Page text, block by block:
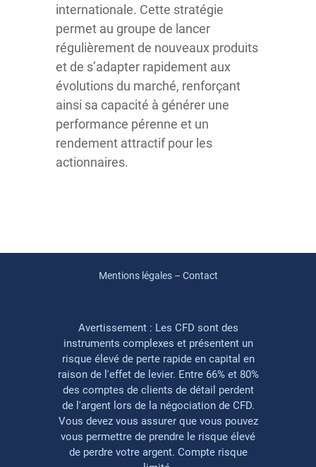
internationale. Cette stratégie
permet au groupe de lancer
régulièrement de nouveaux produits
et de s’adapter rapidement aux
évolutions du marché, renforçant
ainsi sa capacité à générer une
performance pérenne et un
rendement attractif pour les
actionnaires.
Mentions légales – Contact
Avertissement : Les CFD sont des
instruments complexes et présentent un
risque élevé de perte rapide en capital en
raison de l'effet de levier. Entre 66% et 80%
des comptes de clients de détail perdent
de l'argent lors de la négociation de CFD.
Vous devez vous assurer que vous pouvez
vous permettre de prendre le risque élevé
de perdre votre argent. Compte risque